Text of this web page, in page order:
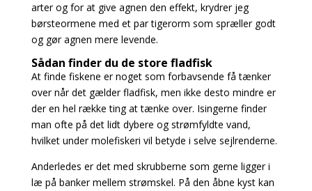
arter og for at give agnen den effekt, krydrer jeg
børsteormene med et par tigerorm som spræller godt
og gør agnen mere levende.
Sådan finder du de store fladfisk
At finde fiskene er noget som forbavsende få tænker
over når det gælder fladfisk, men ikke desto mindre er
der en hel række ting at tænke over. Isingerne finder
man ofte på det lidt dybere og strømfyldte vand,
hvilket under molefiskeri vil betyde i selve sejlrenderne.
Anderledes er det med skrubberne som gerne ligger i
læ på banker mellem strømskel. På den åbne kyst kan